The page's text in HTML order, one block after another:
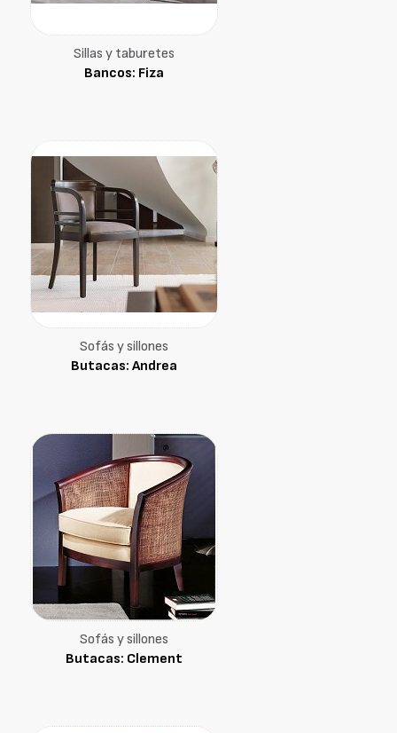
Sillas y taburetes
Bancos: Fiza
Sofás y sillones
Butacas: Andrea
Sofás y sillones
Butacas: Clement